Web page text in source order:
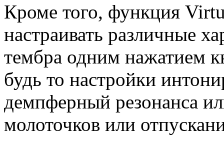
Кроме того, функция
настраивать различные
тембра одним нажатием
будь то настройки
демпферный резонанса
молоточков или